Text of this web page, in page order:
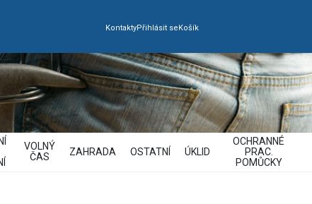
KontaktyPřihlásit se Košík
VOLNÝ
ČAS
ZAHRADA OSTATNÍ ÚKLID
OCHRANNÉ
PRAC.
POMŮCKY